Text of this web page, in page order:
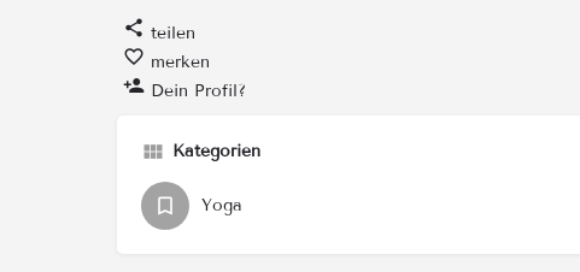
teilen
merken
Dein Profil?
Kategorien
Yoga